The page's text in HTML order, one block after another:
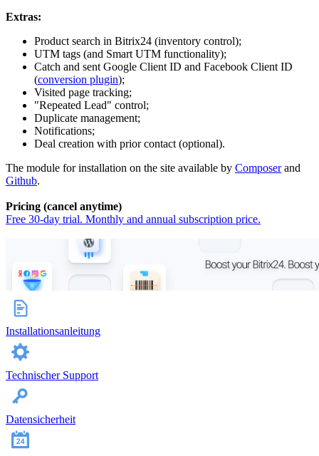
Extras:
Product search in Bitrix24 (inventory control);
UTM tags (and Smart UTM functionality);
Catch and sent Google Client ID and Facebook Client ID
(conversion plugin);
Visited page tracking;
"Repeated Lead" control;
Duplicate management;
Notifications;
Deal creation with prior contact (optional).
The module for installation on the site available by Composerand
Github.
Pricing (cancel anytime)
Free 30-day trial. Monthly and annual subscription price.
Installationsanleitung
Technischer Support
Datensicherheit